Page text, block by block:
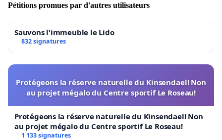
Pétitions promues par d'autres utilisateurs
Sauvons l'immeuble le Lido
832 signatures
Protégeons la réserve naturelle du Kinsendael! Non
au projet mégalo du Centre sportif Le Roseau!
Protégeons la réserve naturelle du Kinsendael! Non
au projet mégalo du Centre sportif Le Roseau!
1 133 signatures